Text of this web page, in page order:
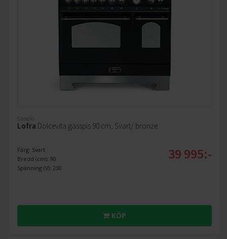
Gasspis
Lofra Dolcevita gasspis 90 cm, Svart/ bronze
Färg: Svart
Bredd (cm): 90
Spänning (V): 230
39 995:-
KÖP